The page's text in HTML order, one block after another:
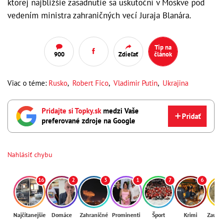
ktorej najbližšie zasadnutie sa uskutoční v Moskve pod
vedením ministra zahraničných vecí Juraja Blanára.
900 Zdieľať
Tip na
článok
Viac o téme: Rusko, Robert Fico, Vladimir Putin, Ukrajina
Pridajte si Topky.skmedzi Vaše
preferované zdroje na Google
Pridať
Nahlásiť chybu
16
Najčítanejšie
2
Domáce
3
Zahraničné
1
Prominenti
7
Šport
6
Krimi